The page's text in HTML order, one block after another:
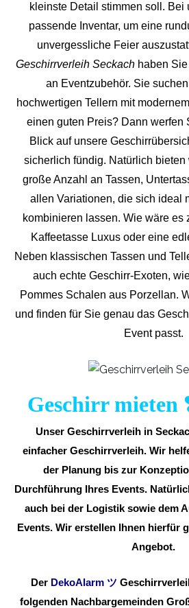
kleinste Detail stimmen soll. Bei
passende Inventar, um eine
unvergessliche Feier
Geschirrverleih Seckachhaben Sie
an Eventzubehör. Sie
hochwertigen Tellern mit
einen guten Preis? Dann werfen
Blick auf unsere
sicherlich fündig. Natürlich
große Anzahl an Tassen,
allen Variationen, die sich ideal
kombinieren lassen. Wie wäre es
Kaffeetasse Luxus oder eine
Neben klassischen Tassen und
auch echte Geschirr-Exoten,
Pommes Schalen aus Porzellan.
und finden für Sie genau das
Event passt.
Geschirr mieten
Unser Geschirrverleih in
einfacher Geschirrverleih. Wir
der Planung bis zur
Durchführung Ihres Events.
auch bei der Logistik sowie dem
Events. Wir erstellen Ihnen hierfür
Angebot.
Der DekoAlarm ツ
folgenden Nachbargemeinden